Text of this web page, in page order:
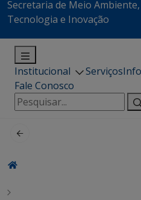
Secretaria de Meio
Tecnologia e Inovação
Institucional Serviços
Fale Conosco
Pesquisar
por: